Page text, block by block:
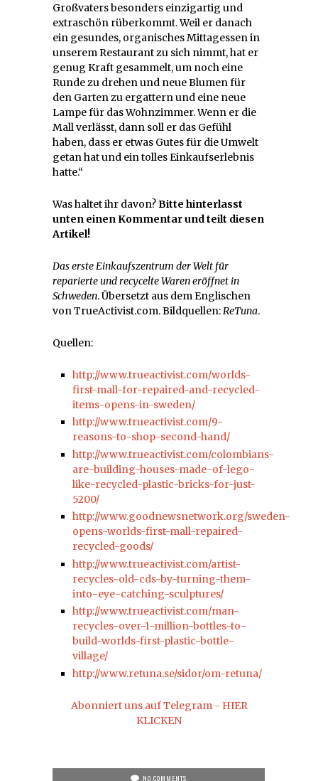
Großvaters besonders einzigartig und
extraschön rüberkommt. Weil er danach
ein gesundes, organisches Mittagessen in
unserem Restaurant zu sich nimmt, hat er
genug Kraft gesammelt, um noch eine
Runde zu drehen und neue Blumen für
den Garten zu ergattern und eine neue
Lampe für das Wohnzimmer. Wenn er die
Mall verlässt, dann soll er das Gefühl
haben, dass er etwas Gutes für die Umwelt
getan hat und ein tolles Einkaufserlebnis
hatte.“
Was haltet ihr davon?Bitte hinterlasst
unten einen Kommentar und teilt diesen
Artikel!
Das erste Einkaufszentrum der Welt für
reparierte und recycelte Waren eröffnet in
Schweden. Übersetzt aus dem Englischen
von TrueActivist.com. Bildquellen:ReTuna.
Quellen:
http://www.trueactivist.com/worlds-
first-mall-for-repaired-and-recycled-
items-opens-in-sweden/
http://www.trueactivist.com/9-
reasons-to-shop-second-hand/
http://www.trueactivist.com/colombians-
are-building-houses-made-of-lego-
like-recycled-plastic-bricks-for-just-
5200/
http://www.goodnewsnetwork.org/sweden-
opens-worlds-first-mall-repaired-
recycled-goods/
http://www.trueactivist.com/artist-
recycles-old-cds-by-turning-them-
into-eye-catching-sculptures/
http://www.trueactivist.com/man-
recycles-over-1-million-bottles-to-
build-worlds-first-plastic-bottle-
village/
http://www.retuna.se/sidor/om-retuna/
Abonniert uns auf Telegram - HIER
KLICKEN
NO COMMENTS